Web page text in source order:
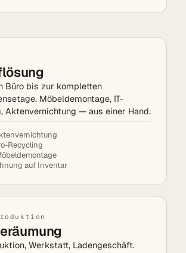
Büro bis zur kompletten
Möbel­demontage, IT-
Akten­vernichtung — aus einer Hand.
Recycling
auf Inventar
Werkstatt, Ladengeschäft.